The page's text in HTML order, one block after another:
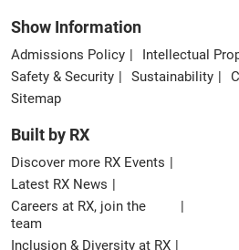
Show Information
Admissions Policy Intellectual
Safety & Security
Sustainability
Sitemap
Built by RX
Discover more RX Events
Latest RX News
Careers at RX, join the
team
Inclusion & Diversity at RX